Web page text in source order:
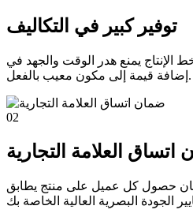
توفير كبير في التكاليف
الإنتاج يمنع هدر الوقت والجهد في
إضافة قيمة إلى مكون معيب بالفعل.
02
اتساق العلامة التجارية
حصول كل عميل على منتج يطابق